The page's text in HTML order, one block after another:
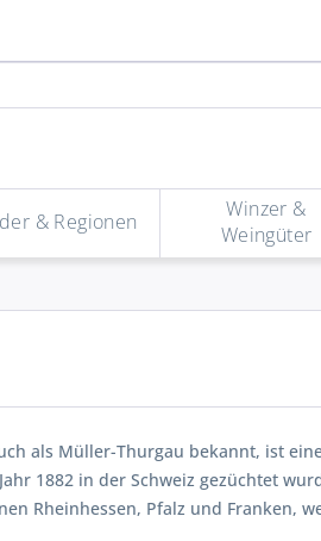
& Regionen
Winzer &
Weingüter
als Müller-Thurgau bekannt, ist
1882 in der Schweiz gezüchtet
Rheinhessen, Pfalz und Franken,